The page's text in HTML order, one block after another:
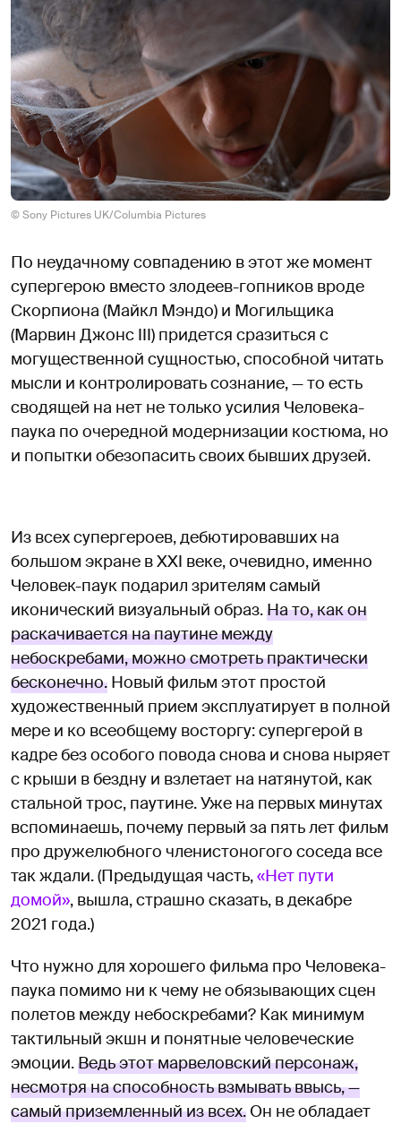
© Sony Pictures UK/Columbia Pictures
По неудачному совпадению в этот же момент
супергерою вместо злодеев-гопников вроде
Скорпиона (Майкл Мэндо) и Могильщика
(Марвин Джонс III) придется сразиться с
могущественной сущностью, способной читать
мысли и контролировать сознание, — то есть
сводящей на нет не только усилия Человека-
паука по очередной модернизации костюма, но
и попытки обезопасить своих бывших друзей.
Из всех супергероев, дебютировавших на
большом экране в XXI веке, очевидно, именно
Человек-паук подарил зрителям самый
иконический визуальный образ.На то, как он
раскачивается на паутине между
небоскребами, можно смотреть практически
бесконечно. Новый фильм этот простой
художественный прием эксплуатирует в полной
мере и ко всеобщему восторгу: супергерой в
кадре без особого повода снова и снова ныряет
с крыши в бездну и взлетает на натянутой, как
стальной трос, паутине. Уже на первых минутах
вспоминаешь, почему первый за пять лет фильм
про дружелюбного членистоногого соседа все
так ждали. (Предыдущая часть,«Нет пути
домой», вышла, страшно сказать, в декабре
2021 года.)
Что нужно для хорошего фильма про Человека-
паука помимо ни к чему не обязывающих сцен
полетов между небоскребами? Как минимум
тактильный экшн и понятные человеческие
эмоции.Ведь этот марвеловский персонаж,
несмотря на способность взмывать ввысь, —
самый приземленный из всех. Он не обладает